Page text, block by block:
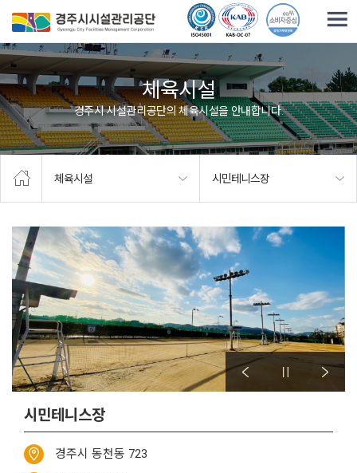
체육시설
경주시 시설관리공단의 체육시설을 안내합니다.
체육시설 시민테니스장
시민테니스장
경주시 동천동 723